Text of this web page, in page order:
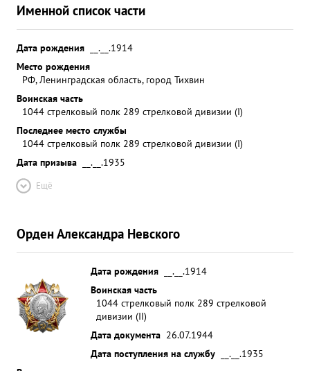
Именной список части
Дата рождения
__.__.1914
Место рождения
РФ, Ленинградская область, город Тихвин
Воинская часть
1044 стрелковый полк 289 стрелковой дивизии (I)
Последнее место службы
1044 стрелковый полк 289 стрелковой дивизии (I)
Дата призыва
__.__.1935
Ещё
Орден Александра Невского
Дата рождения
__.__.1914
Воинская часть
1044 стрелковый полк 289 стрелковой
дивизии (II)
Дата документа 26.07.1944
Дата поступления на службу
__.__.1935